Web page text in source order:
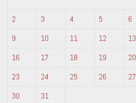
2
3 4 5 6
9
10 11 12 13
16
17 18 19 20
23
24 25 26 27
30
31